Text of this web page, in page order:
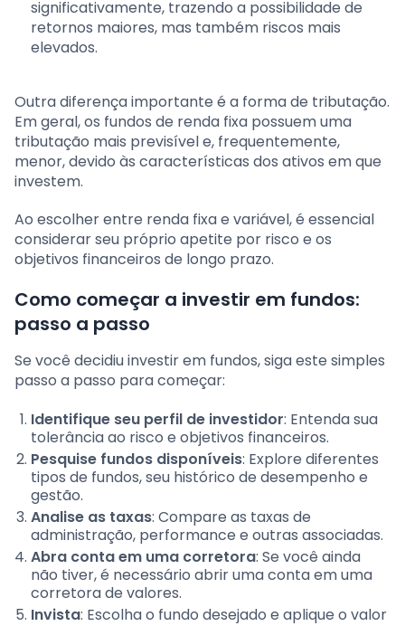
significativamente, trazendo a possibilidade de
retornos maiores, mas também riscos mais
elevados.
Outra diferença importante é a forma de tributação.
Em geral, os fundos de renda fixa possuem uma
tributação mais previsível e, frequentemente,
menor, devido às características dos ativos em que
investem.
Ao escolher entre renda fixa e variável, é essencial
considerar seu próprio apetite por risco e os
objetivos financeiros de longo prazo.
Como começar a investir em fundos:
passo a passo
Se você decidiu investir em fundos, siga este simples
passo a passo para começar:
Identifique seu perfil de investidor: Entenda sua
tolerância ao risco e objetivos financeiros.
Pesquise fundos disponíveis: Explore diferentes
tipos de fundos, seu histórico de desempenho e
gestão.
Analise as taxas: Compare as taxas de
administração, performance e outras associadas.
Abra conta em uma corretora: Se você ainda
não tiver, é necessário abrir uma conta em uma
corretora de valores.
Invista: Escolha o fundo desejado e aplique o valor